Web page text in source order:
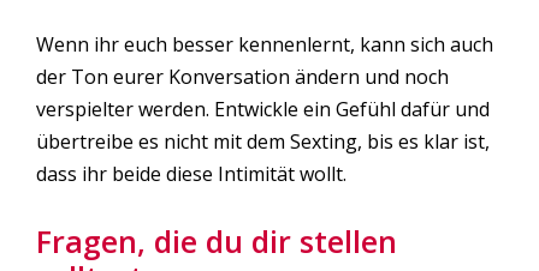
Wenn ihr euch besser kennenlernt, kann sich auch
der Ton eurer Konversation ändern und noch
verspielter werden. Entwickle ein Gefühl dafür und
übertreibe es nicht mit dem Sexting, bis es klar ist,
dass ihr beide diese Intimität wollt.
Fragen, die du dir stellen